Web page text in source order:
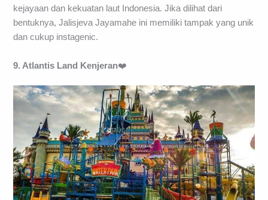
kejayaan dan kekuatan laut Indonesia. Jika dilihat dari
bentuknya, Jalisjeva Jayamahe ini memiliki tampak yang unik
dan cukup instagenic.
9. Atlantis Land Kenjeran❤️